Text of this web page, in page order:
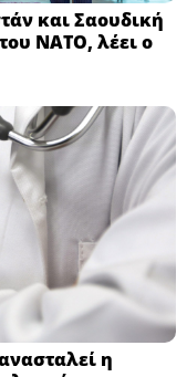
και Σαουδική
ΝΑΤΟ, λέει ο
η